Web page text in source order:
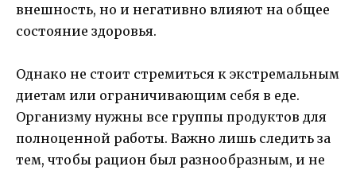
внешность, но и негативно влияют на общее
состояние здоровья.
Однако не стоит стремиться к экстремальным
диетам или ограничивающим себя в еде.
Организму нужны все группы продуктов для
полноценной работы. Важно лишь следить за
тем, чтобы рацион был разнообразным, и не